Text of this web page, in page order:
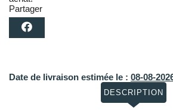
Partager
Date de livraison estimée le : 08-08-
DESCRIPTION